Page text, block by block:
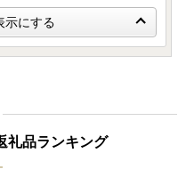
示にする
礼品ランキング